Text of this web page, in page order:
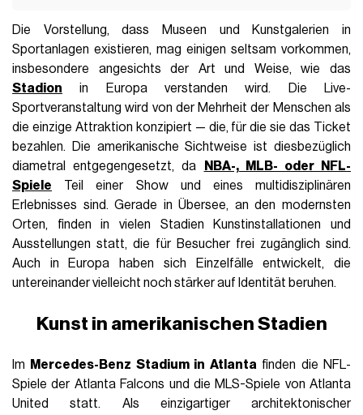
Die Vorstellung, dass Museen und Kunstgalerien in
Sportanlagen existieren, mag einigen seltsam vorkommen,
insbesondere angesichts der Art und Weise, wie das
Stadion in Europa verstanden wird. Die Live-
Sportveranstaltung wird von der Mehrheit der Menschen als
die einzige Attraktion konzipiert — die, für die sie das Ticket
bezahlen. Die amerikanische Sichtweise ist diesbezüglich
diametral entgegengesetzt, da
NBA-, MLB- oder NFL-
Spiele Teil einer Show und eines multidisziplinären
Erlebnisses sind. Gerade in Übersee, an den modernsten
Orten, finden in vielen Stadien Kunstinstallationen und
Ausstellungen statt, die für Besucher frei zugänglich sind.
Auch in Europa haben sich Einzelfälle entwickelt, die
untereinander vielleicht noch stärker auf Identität beruhen.
Kunst in amerikanischen Stadien
Im Mercedes-Benz Stadium in Atlanta finden die NFL-
Spiele der Atlanta Falcons und die MLS-Spiele von Atlanta
United statt. Als einzigartiger architektonischer